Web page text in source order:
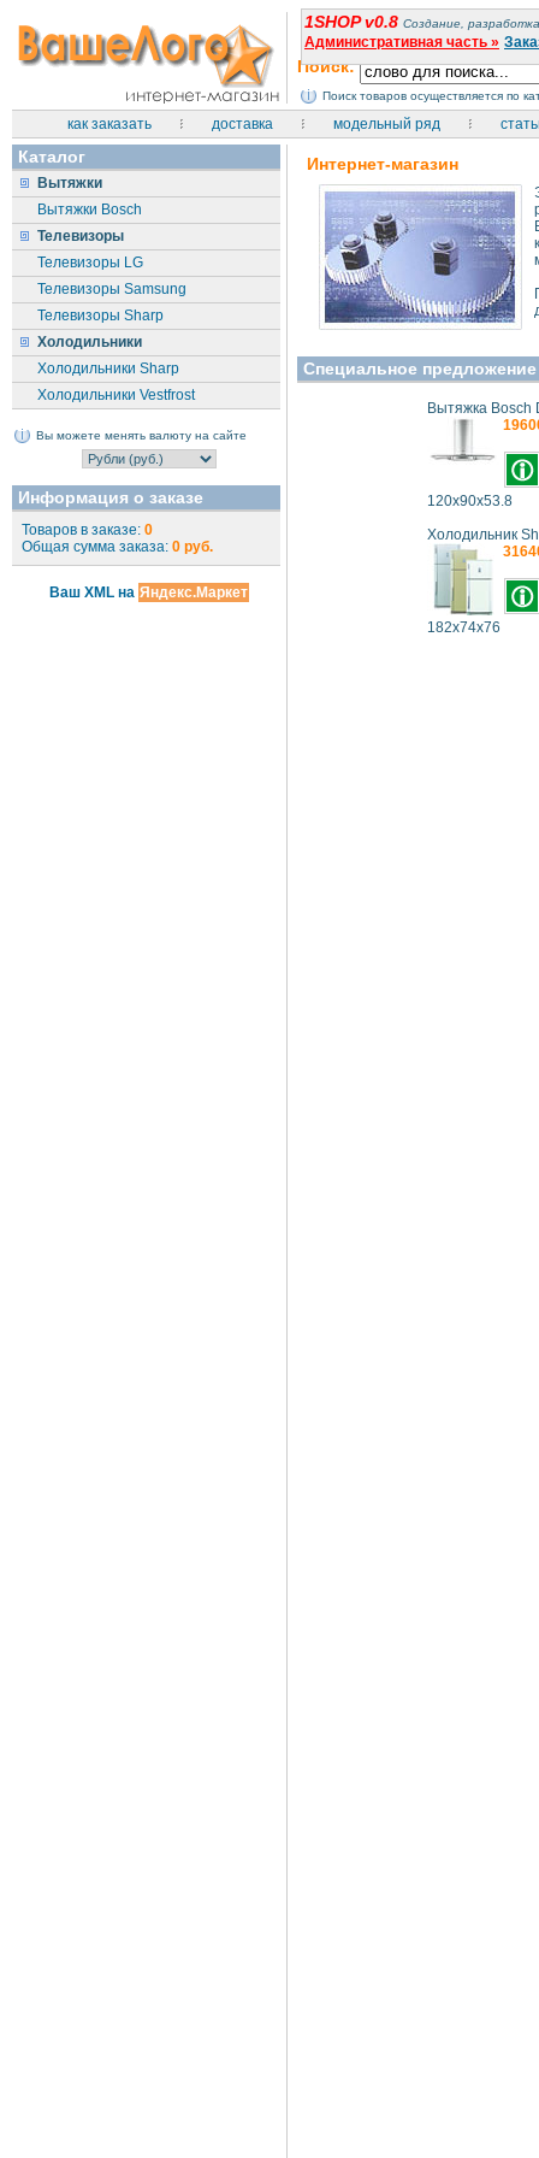
Поиск:
Поиск товаров осуществляется по
как заказать доставка модельный ряд
Каталог
Вытяжки
Вытяжки Bosch
Телевизоры
Телевизоры LG
Телевизоры Samsung
Телевизоры Sharp
Холодильники
Холодильники Sharp
Холодильники Vestfrost
Вы можете менять валюту на сайте
Информация о заказе
Товаров в заказе: 0
Общая сумма заказа: 0 руб.
Ваш XML на Яндекс.Маркет
Интернет-магазин
Специальное предложение
Вытяжка Bosch
120x90x53.8
Холодильник
182x74x76
1SHOP v0.8 Создание,
Административная часть »